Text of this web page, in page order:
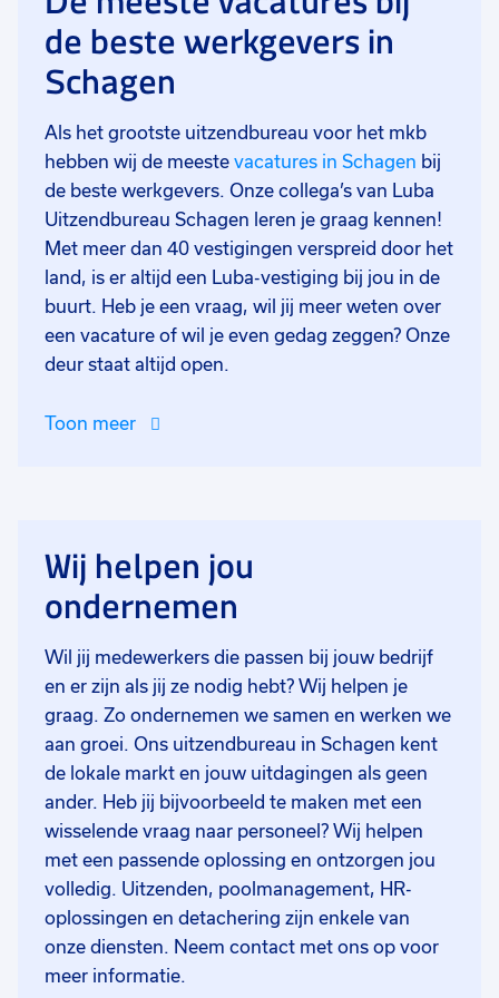
de beste werkgevers in
Schagen
Als het grootste uitzendbureau voor het mkb
hebben wij de meeste vacatures in Schagen bij
de beste werkgevers. Onze collega’s van Luba
Uitzendbureau Schagen leren je graag kennen!
Met meer dan 40 vestigingen verspreid door het
land, is er altijd een Luba-vestiging bij jou in de
buurt. Heb je een vraag, wil jij meer weten over
een vacature of wil je even gedag zeggen? Onze
deur staat altijd open.
Toon meer
Wij helpen jou
ondernemen
Wil jij medewerkers die passen bij jouw bedrijf
en er zijn als jij ze nodig hebt? Wij helpen je
graag. Zo ondernemen we samen en werken we
aan groei. Ons uitzendbureau in Schagen kent
de lokale markt en jouw uitdagingen als geen
ander. Heb jij bijvoorbeeld te maken met een
wisselende vraag naar personeel? Wij helpen
met een passende oplossing en ontzorgen jou
volledig. Uitzenden, poolmanagement, HR-
oplossingen en detachering zijn enkele van
onze diensten. Neem contact met ons op voor
meer informatie.